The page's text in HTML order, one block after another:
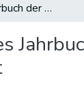
Statistisches Jahrbuch der Hauptstadt